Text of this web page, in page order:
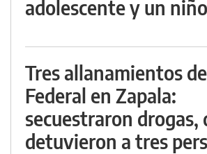
adolescente y un
Tres allanamientos
Federal en Zapala:
secuestraron drogas,
detuvieron a tres